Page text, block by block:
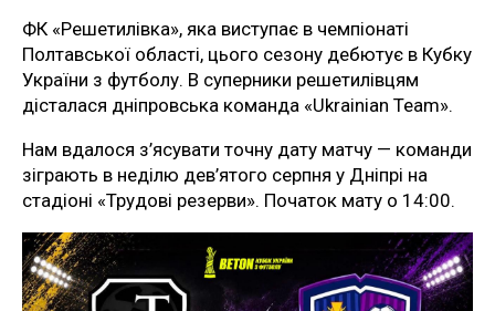
ФК «Решетилівка», яка виступає в чемпіонаті
Полтавської області, цього сезону дебютує в Кубку
України з футболу. В суперники решетилівцям
дісталася дніпровська команда «Ukrainian Team».
Нам вдалося з’ясувати точну дату матчу — команди
зіграють в неділю дев’ятого серпня у Дніпрі на
стадіоні «Трудові резерви». Початок мату о 14:00.